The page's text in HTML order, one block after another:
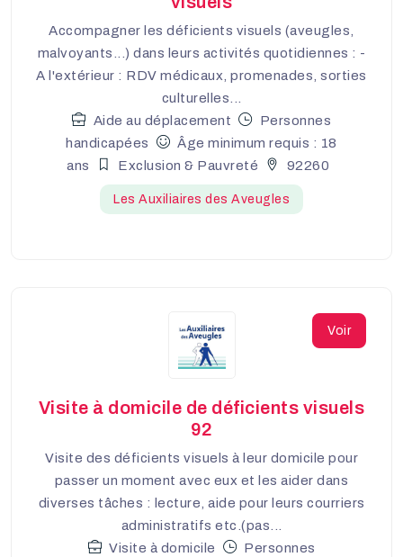
Accompagner les déficients visuels (aveugles,
malvoyants...) dans leurs activités quotidiennes : -
A l'extérieur : RDV médicaux, promenades, sorties
culturelles...
Aide au déplacement
Personnes
handicapées
Âge minimum requis : 18
ans
Exclusion & Pauvreté 92260
Les Auxiliaires des Aveugles
Voir
Visite à domicile de déficients visuels
92
Visite des déficients visuels à leur domicile pour
passer un moment avec eux et les aider dans
diverses tâches : lecture, aide pour leurs courriers
administratifs etc.(pas...
Visite à domicile
Personnes